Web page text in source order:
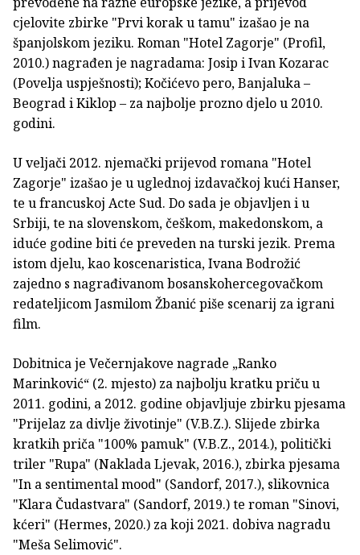
cjelovite zbirke "Prvi korak u tamu" izašao je na
španjolskom jeziku. Roman "Hotel Zagorje" (Profil,
2010.) nagrađen je nagradama: Josip i Ivan Kozarac
(Povelja uspješnosti); Kočićevo pero, Banjaluka –
Beograd i Kiklop – za najbolje prozno djelo u 2010.
godini.
U veljači 2012. njemački prijevod romana "Hotel
Zagorje" izašao je u uglednoj izdavačkoj kući Hanser,
te u francuskoj Acte Sud. Do sada je objavljen i u
Srbiji, te na slovenskom, češkom, makedonskom, a
iduće godine biti će preveden na turski jezik. Prema
istom djelu, kao koscenaristica, Ivana Bodrožić
zajedno s nagrađivanom bosanskohercegovačkom
redateljicom Jasmilom Žbanić piše scenarij za igrani
film.
Dobitnica je Večernjakove nagrade „Ranko
Marinković“ (2. mjesto) za najbolju kratku priču u
2011. godini, a 2012. godine objavljuje zbirku pjesama
"Prijelaz za divlje životinje" (V.B.Z.). Slijede zbirka
kratkih priča "100% pamuk" (V.B.Z., 2014.), politički
triler "Rupa" (Naklada Ljevak, 2016.), zbirka pjesama
"In a sentimental mood" (Sandorf, 2017.), slikovnica
"Klara Čudastvara" (Sandorf, 2019.) te roman "Sinovi,
kćeri" (Hermes, 2020.) za koji 2021. dobiva nagradu
"Meša Selimović".